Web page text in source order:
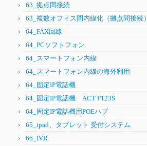
63_拠点間接続
63_複数オフィス間内線化（拠点間接続）
64_FAX回線
64_PCソフトフォン
64_スマートフォン内線
64_スマートフォン内線の海外利用
64_固定IP電話機
64_固定IP電話機 ACT P123S
64_固定IP電話機用POEハブ
65_ipad、タブレット 受付システム
66_IVR